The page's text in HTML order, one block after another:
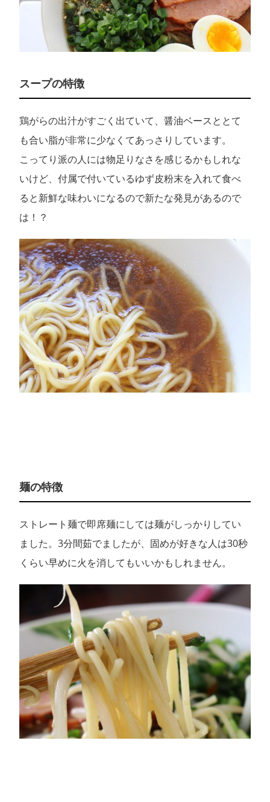
スープの特徴
鶏がらの出汁がすごく出ていて、醤油ベースととて
も合い脂が非常に少なくてあっさりしています。
こってり派の人には物足りなさを感じるかもしれな
いけど、付属で付いているゆず皮粉末を入れて食べ
ると新鮮な味わいになるので新たな発見があるので
は！？
麺の特徴
ストレート麺で即席麺にしては麺がしっかりしてい
ました。3分間茹でましたが、固めが好きな人は30秒
くらい早めに火を消してもいいかもしれません。